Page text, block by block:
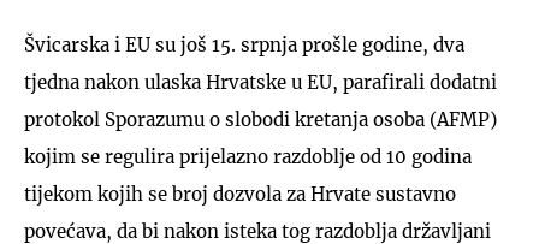
Švicarska i EU su još 15. srpnja prošle godine, dva
tjedna nakon ulaska Hrvatske u EU, parafirali dodatni
protokol Sporazumu o slobodi kretanja osoba (AFMP)
kojim se regulira prijelazno razdoblje od 10 godina
tijekom kojih se broj dozvola za Hrvate sustavno
povećava, da bi nakon isteka tog razdoblja državljani